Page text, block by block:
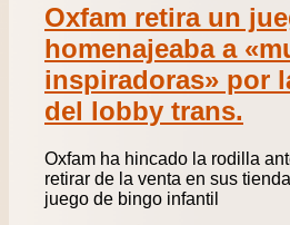
Oxfam retira un
homenajeaba a
inspiradoras» por
del lobby trans.
Oxfam ha hincado la rodilla
retirar de la venta en sus
juego de bingo infantil